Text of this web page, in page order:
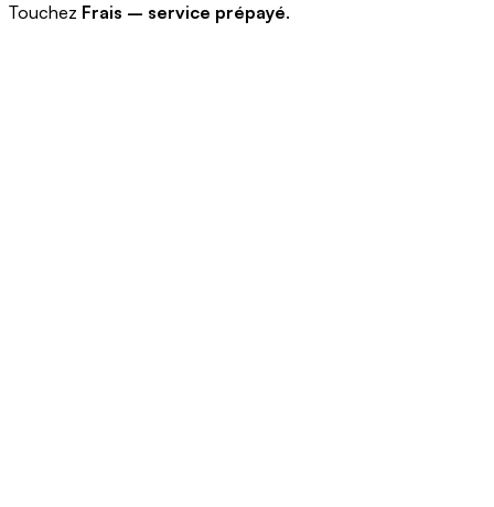
Touchez Frais – service prépayé.